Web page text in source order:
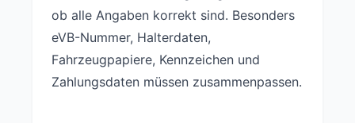
ob alle Angaben korrekt sind. Besonders
eVB-Nummer, Halterdaten,
Fahrzeugpapiere, Kennzeichen und
Zahlungsdaten müssen zusammenpassen.